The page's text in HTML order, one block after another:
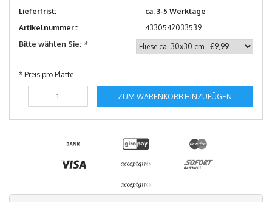
Lieferfrist:
ca. 3-5 Werktage
Artikelnummer::
4330542033539
Bitte wählen Sie: *
* Preis pro Platte
ZUM WARENKORB HINZUFÜGEN